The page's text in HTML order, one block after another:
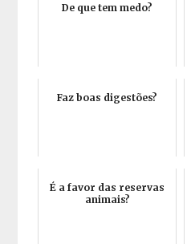
De que tem medo?
Faz boas digestões?
É a favor das reservas
animais?